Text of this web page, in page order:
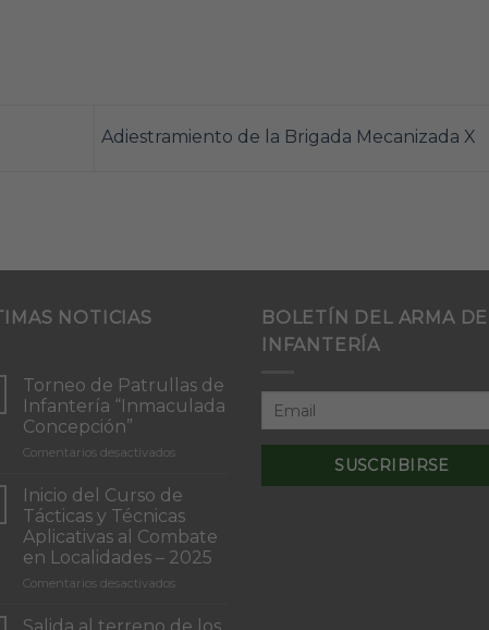
Adiestramiento de la Brigada Mecanizada X
NOTICIAS
Torneo de Patrullas de
Infantería “Inmaculada
Concepción”
Comentarios desactivadosen
de
de
Infantería
“Inmaculada
Inicio del Curso de
Tácticas y Técnicas
Aplicativas al Combate
en Localidades – 2025
Comentarios desactivadosen
del
BOLETÍN DEL ARMA DE
INFANTERÍA